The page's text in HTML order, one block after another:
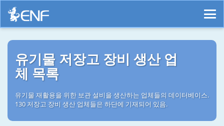
유기물 저장고 장비 생산 업
체 목록
유기물 재활용을 위한 보관 설비을 생산하는 업체들의 데이터베이스.
130 저장고 장비 생산 업체들은 하단에 기재되어 있음.